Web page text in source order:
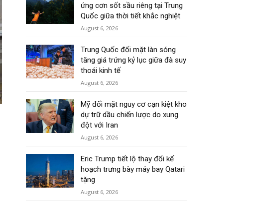
ứng cơn sốt sầu riêng tại Trung
Quốc giữa thời tiết khắc nghiệt
August 6, 2026
Trung Quốc đối mặt làn sóng
tăng giá trứng kỷ lục giữa đà suy
thoái kinh tế
August 6, 2026
Mỹ đối mặt nguy cơ cạn kiệt kho
dự trữ dầu chiến lược do xung
đột với Iran
August 6, 2026
Eric Trump tiết lộ thay đổi kế
hoạch trưng bày máy bay Qatari
tặng
August 6, 2026